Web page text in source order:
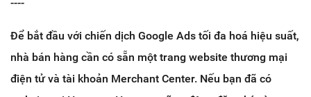
----
Để bắt đầu với chiến dịch Google Ads tối đa hoá hiệu suất,
nhà bán hàng cần có sẵn một trang website thương mại
điện tử và tài khoản Merchant Center. Nếu bạn đã có